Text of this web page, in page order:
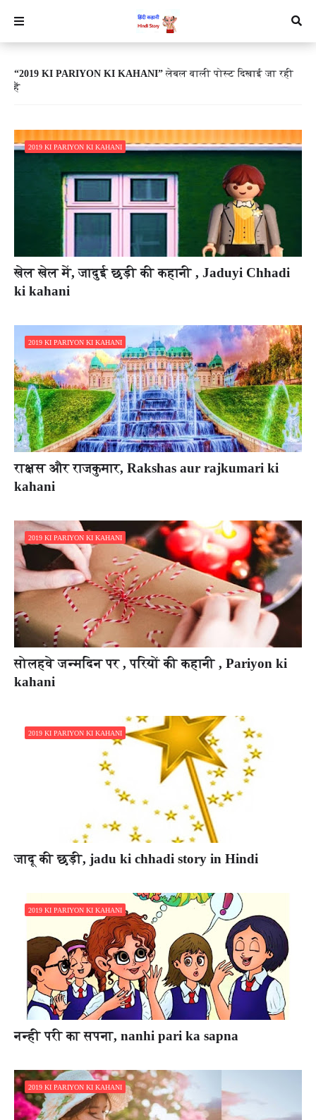
2019 KI PARIYON KI KAHANI
लेबल वाली पोस्ट दिखाई जा रही
हैं
2019 KI PARIYON KI KAHANI
खेल खेल में, जादुई छड़ी की कहानी , Jaduyi Chhadi
ki kahani
2019 KI PARIYON KI KAHANI
राक्षस और राजकुमार, Rakshas aur rajkumari ki
kahani
2019 KI PARIYON KI KAHANI
सोलहवे जन्मदिन पर , परियों की कहानी , Pariyon ki
kahani
2019 KI PARIYON KI KAHANI
जादू की छड़ी, jadu ki chhadi story in Hindi
2019 KI PARIYON KI KAHANI
नन्ही परी का सपना, nanhi pari ka sapna
2019 KI PARIYON KI KAHANI